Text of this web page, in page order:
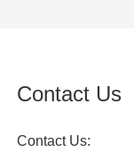
Contact Us
Contact Us: